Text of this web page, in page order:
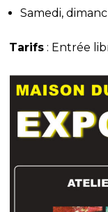
Samedi,
Tarifs : Entrée